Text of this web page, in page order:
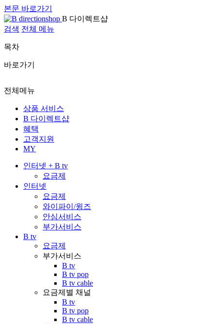
본문 바로가기
B 다이렉트샵
검색 전체 메뉴
목차
바로가기
전체메뉴
상품 서비스
B 다이렉트샵
혜택
고객지원
MY
인터넷 + B tv
요금제
인터넷
요금제
와이파이/윙즈
안심서비스
부가서비스
B tv
요금제
부가서비스
B tv
B tv pop
B tv cable
요금제별 채널
B tv
B tv pop
B tv cable